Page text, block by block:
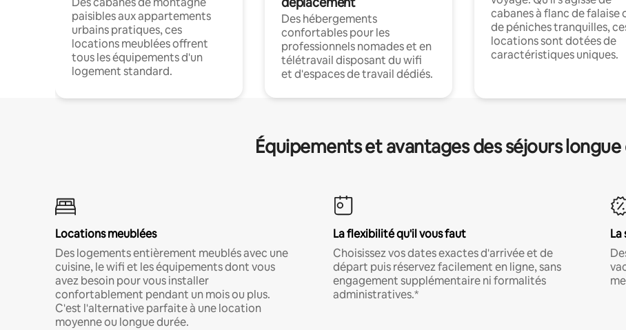
paisibles aux appartements
urbains pratiques, ces
locations meublées offrent
tous les équipements d'un
logement standard.
Des hébergements
confortables pour les
professionnels nomades et en
télétravail disposant du wifi
et d'espaces de travail dédiés.
cabanes à flanc de falaise
de péniches tranquilles,
locations sont dotées de
caractéristiques uniques.
Équipements et avantages des séjours
Locations meublées
Des logements entièrement meublés avec une
cuisine, le wifi et les équipements dont vous
avez besoin pour vous installer
confortablement pendant un mois ou plus.
C'est l'alternative parfaite à une location
moyenne ou longue durée.
La flexibilité qu'il vous faut
Choisissez vos dates exactes d'arrivée et de
départ puis réservez facilement en ligne, sans
engagement supplémentaire ni formalités
administratives.*
La